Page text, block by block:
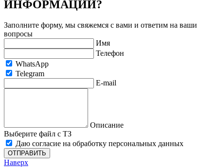
ИНФОРМАЦИИ?
Заполните форму, мы свяжемся с вами и ответим на ваши
вопросы
Имя
Телефон
WhatsApp
Telegram
E-mail
Описание
Выберите файл с ТЗ
Даю согласие на обработку персональных данных
ОТПРАВИТЬ
Наверх